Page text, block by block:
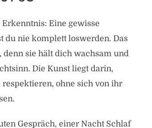
Eine gewisse
du nie komplett loswerden. Das
denn sie hält dich wachsam und
Die Kunst liegt darin,
respektieren, ohne sich von ihr
Gespräch, einer Nacht Schlaf